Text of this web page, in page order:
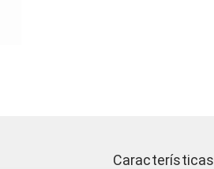
Características